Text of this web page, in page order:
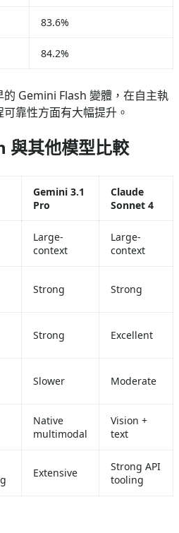
83.6%
84.2%
Gemini Flash 變體，在自主執
靠性方面有大幅提升。
其他模型比較
Gemini 3.1
Pro
Claude
Sonnet 4
Large-
context
Large-
context
Strong Strong
Strong Excellent
Slower Moderate
Native
multimodal
Vision +
text
Extensive
Strong API
tooling